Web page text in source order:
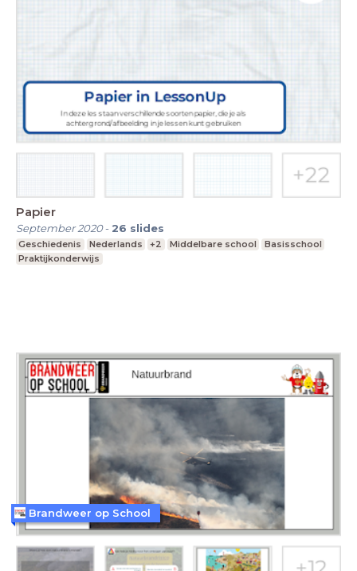
Papier
September 2020- 26 slides
Geschiedenis Nederlands +2 Middelbare school
Basisschool
Praktijkonderwijs
Brandweer op School